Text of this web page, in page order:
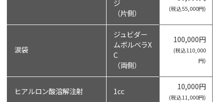
ジ
（片側）
(税込55,000円)
涙袋
ジュビダー
ムボルベラX
C
（両側）
100,000円
(税込110,000
円)
ヒアルロン酸溶解注射 1cc 10,000円
(税込11,000円)